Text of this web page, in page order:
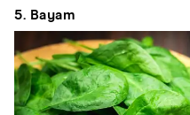
5. Bayam